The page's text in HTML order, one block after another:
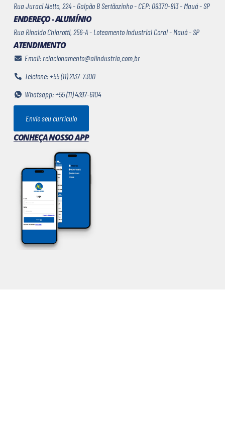
Rua Juraci Aletto, 224 - Galpão B Sertãozinho - CEP: 09370-813 - Mauá - SP
ENDEREÇO - ALUMÍNIO
Rua Rinaldo Chiarotti, 256-A - Loteamento Industrial Coral - Mauá - SP
ATENDIMENTO
Email: relacionamento@alindustria.com.br
Telefone: +55 (11) 2137-7300
Whatsapp: +55 (11) 4397-6104
Envie seu currículo
CONHEÇA NOSSO APP